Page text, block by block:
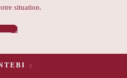
situation.
